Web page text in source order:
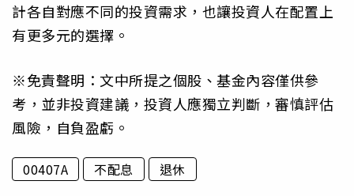
計各自對應不同的投資需求，也讓投資人在配置上
有更多元的選擇。
※免責聲明：文中所提之個股、基金內容僅供參
考，並非投資建議，投資人應獨立判斷，審慎評估
風險，自負盈虧。
00407A 不配息 退休